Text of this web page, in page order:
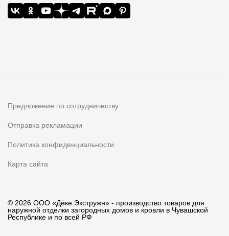
Предложение по сотрудничеству
Отправка рекламации
Политика конфиденциальности
Карта сайта
© 2026 ООО «Дёке Экстружн» - производство товаров для
наружной отделки загородных домов и кровли в Чувашской
Республике и по всей РФ